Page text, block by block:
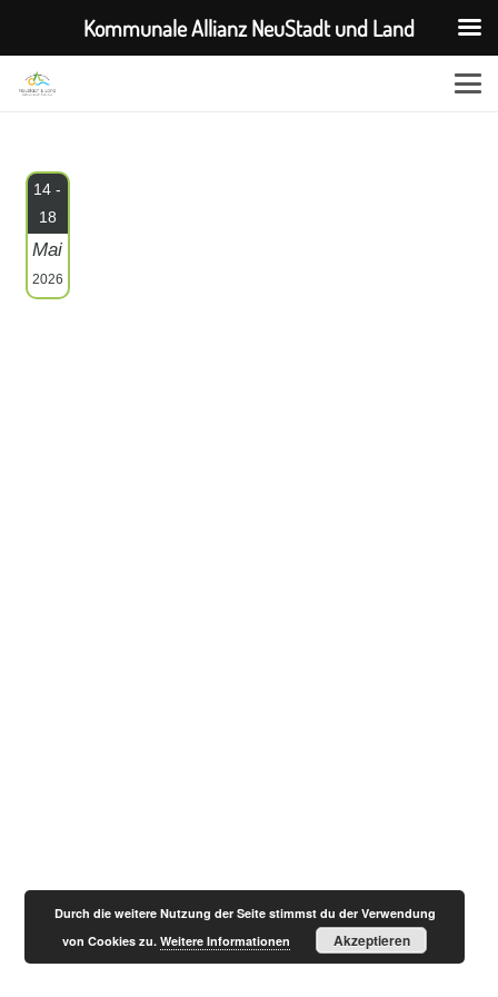
14 -
18
Mai
2026
Kommunale Allianz NeuStadt und Land
Durch die weitere Nutzung der Seite stimmst du der Verwendung
von Cookies zu.Weitere Informationen Akzeptieren